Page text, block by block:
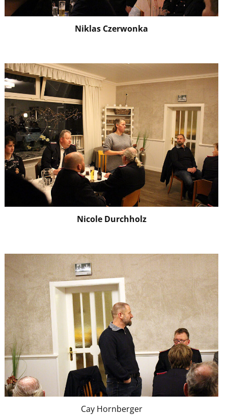
Niklas Czerwonka
Nicole Durchholz
Cay Hornberger